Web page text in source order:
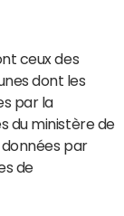
ceux des
dont les
par la
du ministère de
données par
de